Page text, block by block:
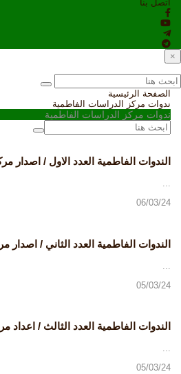
اتصل بنا
×
الصفحة الرئيسية
ندوات مركز الدراسات الفاطمية
ندوات مركز الدراسات الفاطمية
الندوات الفاطمية العدد الاول / اصدار
...
06/03/24
الندوات الفاطمية العدد الثاني / اصدار
05/03/24
الندوات الفاطمية العدد الثالث / اعداد
...
05/03/24